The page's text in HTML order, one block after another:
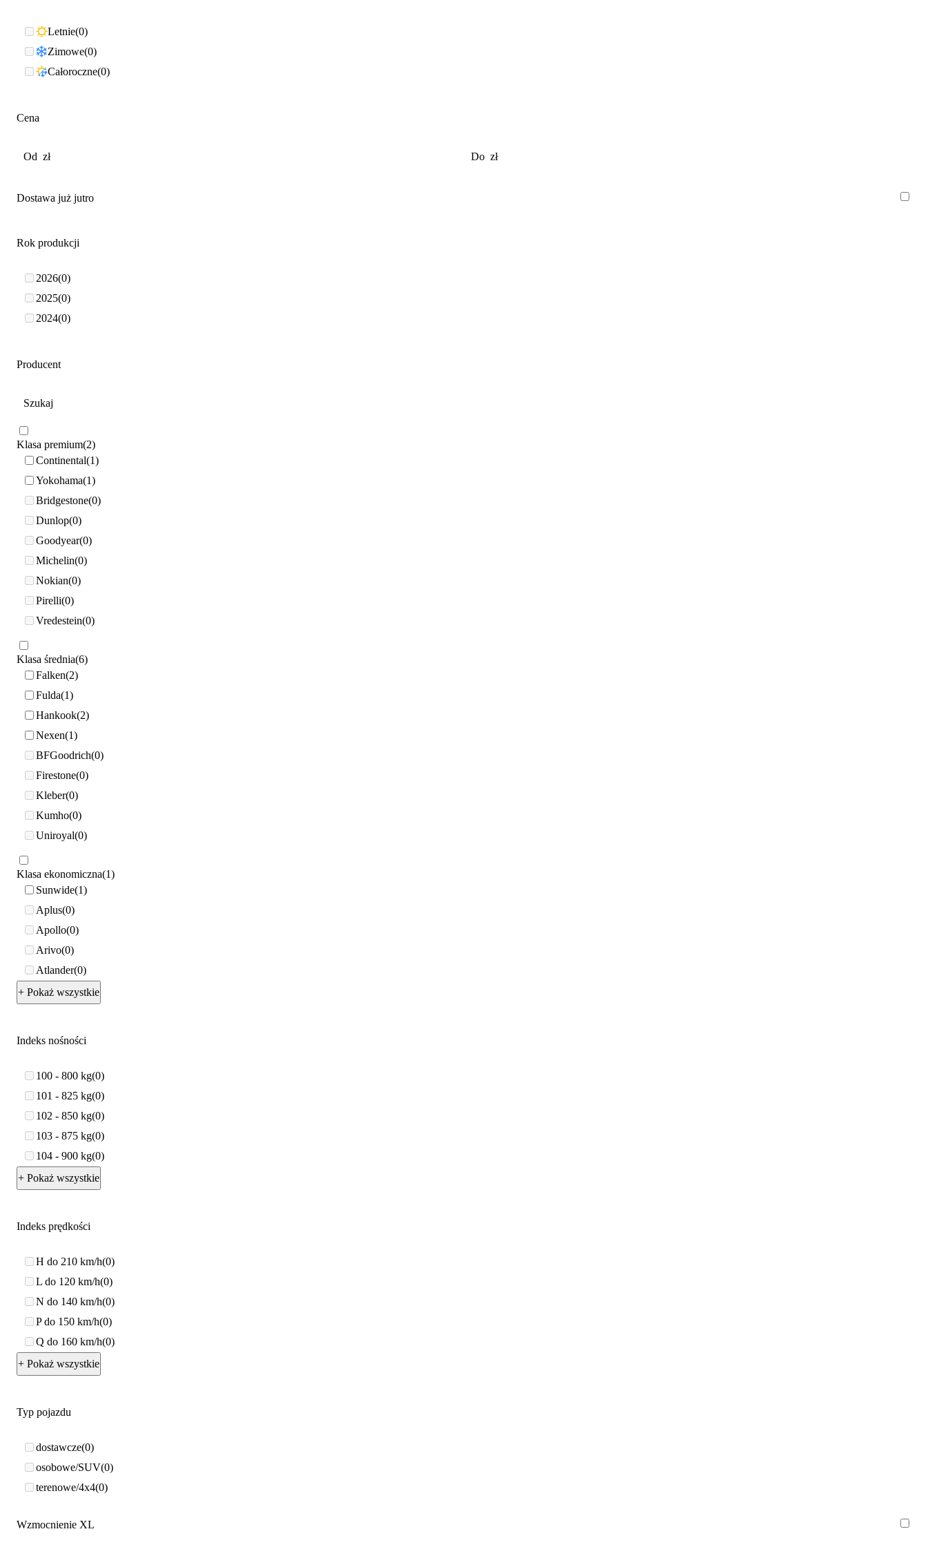
Letnie 0
Zimowe 0
Całoroczne 0
Cena
Dostawa już jutro
Rok produkcji
2026 0
2025 0
2024 0
Producent
Klasa premium 2
Continental 1
Yokohama 1
Bridgestone 0
Dunlop 0
Goodyear 0
Michelin 0
Nokian 0
Pirelli 0
Vredestein 0
Klasa średnia 6
Falken 2
Fulda 1
Hankook 2
Nexen 1
BFGoodrich 0
Firestone 0
Kleber 0
Kumho 0
Uniroyal 0
Klasa ekonomiczna 1
Sunwide 1
Aplus 0
Apollo 0
Arivo 0
Atlander 0
+ Pokaż wszystkie
Indeks nośności
100 - 800 kg 0
101 - 825 kg 0
102 - 850 kg 0
103 - 875 kg 0
104 - 900 kg 0
+ Pokaż wszystkie
Indeks prędkości
H do 210 km/h 0
L do 120 km/h 0
N do 140 km/h 0
P do 150 km/h 0
Q do 160 km/h 0
+ Pokaż wszystkie
Typ pojazdu
dostawcze 0
osobowe/SUV 0
terenowe/4x4 0
Wzmocnienie XL